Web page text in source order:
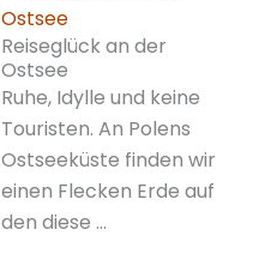
Reiseglück an der
Ostsee
Ruhe, Idylle und keine
Touristen. An Polens
Ostseeküste finden wir
einen Flecken Erde auf
den diese …